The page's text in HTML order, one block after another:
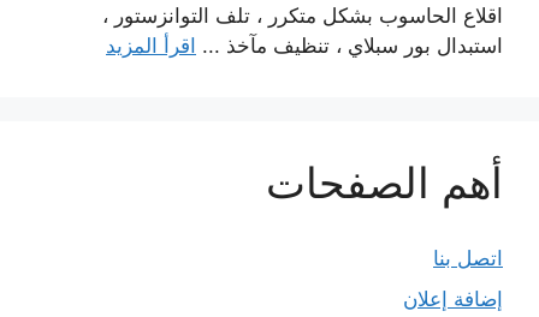
اقلاع الحاسوب بشكل متكرر ، تلف التوانزستور ،
استبدال بور سبلاي ، تنظيف مآخذ ... اقرأ المزيد
أهم الصفحات
اتصل بنا
إضافة إعلان